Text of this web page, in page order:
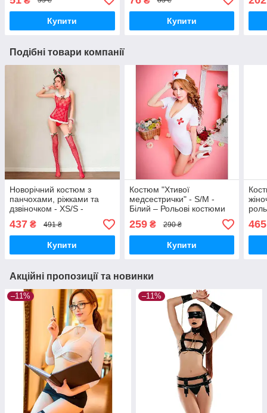
білизна
Купити Купити
Подібні товари компанії
Новорічний костюм з
панчохами, ріжками та
дзвіночком - XS/S -
Червоний – Рольові
костюми
437 ₴ 491 ₴
Купити
Костюм "Хтивої
медсестрички" - S/M -
Білий – Рольові костюми
259₴ 290 ₴
Купити
465
Акційні пропозиції та новинки
–11% –11%